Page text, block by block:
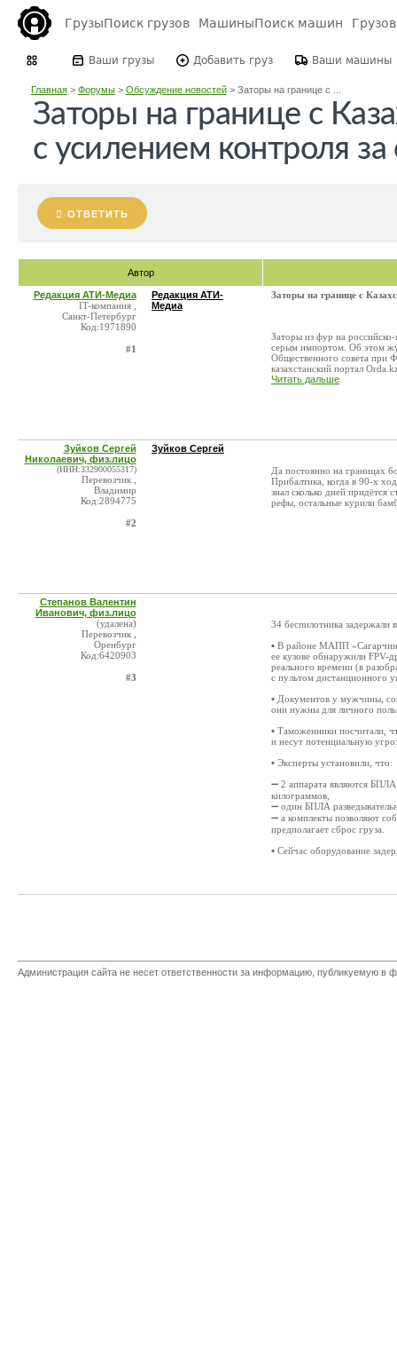
ГрузыПоиск грузов МашиныПоиск машин
Ваши грузы Добавить груз Ваши машины
Главная> Форумы> Обсуждение новостей> Заторы на границе с ...
Заторы на границе с
с усилением контроля
ОТВЕТИТЬ
Автор
Редакция АТИ-Медиа
IT-компания ,
Санкт-Петербург
Код:1971890
#1
Редакция АТИ-
Медиа
Заторы на границе с
Заторы из фур на российско-
серым импортом. Об этом
Общественного совета при
казахстанский портал
Читать дальше
Зуйков Сергей
Николаевич, физ.лицо
(ИНН:332900055317)
Перевозчик ,
Владимир
Код:2894775
#2
Зуйков Сергей
Да постоянно на границах
Прибалтика, когда в 90-х
знал сколько дней придётся
рефы, остальные курили
Степанов Валентин
Иванович, физ.лицо
(удалена)
Перевозчик ,
Оренбург
Код:6420903
#3
34 беспилотника задержали
▪️ В районе МАПП
ее кузове обнаружили FPV-
реального времени (в
с пультом дистанционного
▪️ Документов у мужчины,
они нужны для личного
▪️ Таможенники посчитали,
и несут потенциальную
▪️ Эксперты установили, что:
➖ 2 аппарата являются
килограммов,
➖ один БПЛА
➖ а комплекты позволяют
предполагает сброс груза.
▪️ Сейчас оборудование
Администрация сайта не несет ответственности за информацию, публикуемую